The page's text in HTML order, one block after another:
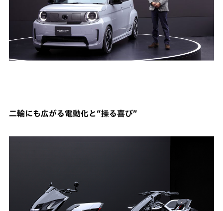
二輪にも広がる電動化と“操る喜び”